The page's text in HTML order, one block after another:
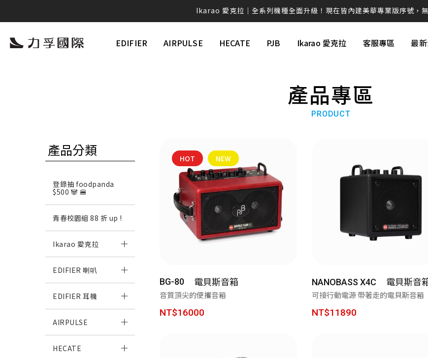
Ikarao 愛克拉｜全系列機種全面升級！現在皆內建美華專業版序號，
續航高達 94H！W830NB 無線降噪耳罩耳機 零壓感舒適首選
EDIFIER QD35全新上市 打造全新桌面美學❤️
視聽效果新進化 G1500 BAR 迷你聲霸 7.1 環繞音效 身歷其境
蝦皮【EDIFIER 官方旗艦店】 週週好禮現在領🎁！
將感動的想法化成獨特的產品 搭載卓越的科技，帶您體驗不凡的聲
讓好聲音走入生活 ── R33BT 經典木質喇叭｜精準分頻打造層
Ikarao 愛克拉｜全系列機種全面升級！現在皆內建美華專業版序號，
愛克拉系列僅在官方平台平台上販售，提醒消費者勿在詐騙網頁上
EDIFIER AIRPULSE HECATE PJB Ikarao 愛克拉 客服專區 最
產品專區
PRODUCT
產品分類
登錄抽 foodpanda
$500 🐼 🍔
青春校園組 88 折 up !
Ikarao 愛克拉
EDIFIER 喇叭
EDIFIER 耳機
AIRPULSE
HECATE
HOT NEW
BG-80 電貝斯音箱
音質頂尖的便攜音箱
NT$16000
NANOBASS X4C 電貝斯音
可接行動電源 帶著走的電貝斯音箱
NT$11890